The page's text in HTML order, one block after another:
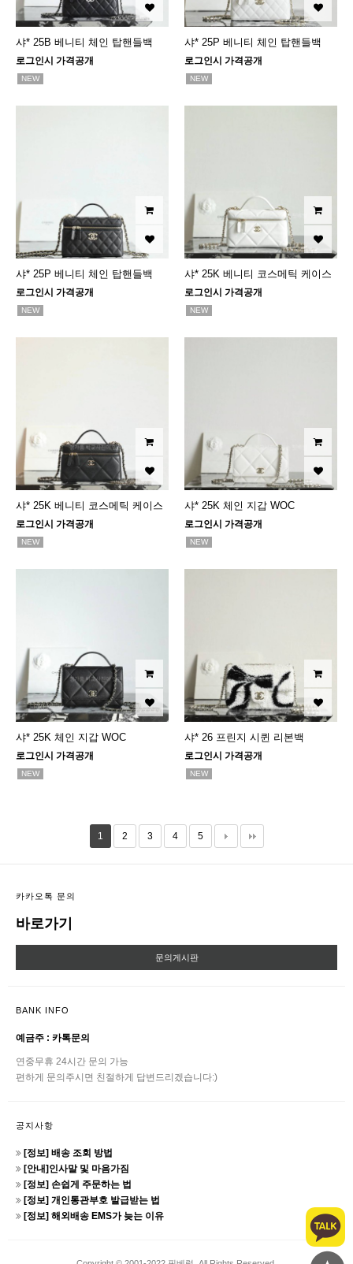
샤* 25B 베니티 체인 탑핸들백
로그인시 가격공개
NEW
샤* 25P 베니티 체인 탑핸들백
로그인시 가격공개
NEW
샤* 25P 베니티 체인 탑핸들백
로그인시 가격공개
NEW
샤* 25K 베니티 코스메틱 케이스
로그인시 가격공개
NEW
샤* 25K 베니티 코스메틱 케이스
로그인시 가격공개
NEW
샤* 25K 체인 지갑 WOC
로그인시 가격공개
NEW
샤* 25K 체인 지갑 WOC
로그인시 가격공개
NEW
샤* 26 프린지 시퀸 리본백
로그인시 가격공개
NEW
1 2 3 4 5
카카오톡 문의
바로가기
문의게시판
BANK INFO
예금주 : 카톡문의
연중무휴 24시간 문의 가능
편하게 문의주시면 친절하게 답변드리겠습니다:)
공지사항
[정보] 배송 조회 방법
[안내]인사말 및 마음가짐
[정보] 손쉽게 주문하는 법
[정보] 개인통관부호 발급받는 법
[정보] 해외배송 EMS가 늦는 이유